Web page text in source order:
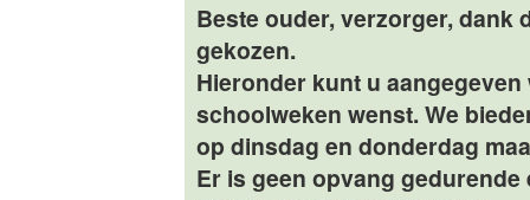
Beste ouder, verzorger, dank
gekozen.
Hieronder kunt u
schoolweken wenst. We
op dinsdag en donderdag
Er is geen opvang